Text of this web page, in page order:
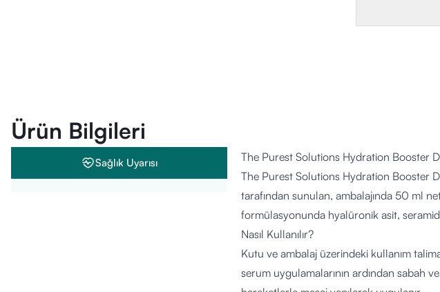
Ürün Bilgileri
Sağlık Uyarısı
The Purest Solutions Hydration Booster
The Purest Solutions Hydration Booster
tarafından sunulan, ambalajında 50 ml
formülasyonunda hyalüronik asit,
Nasıl Kullanılır?
Kutu ve ambalaj üzerindeki kullanım
serum uygulamalarının ardından sabah